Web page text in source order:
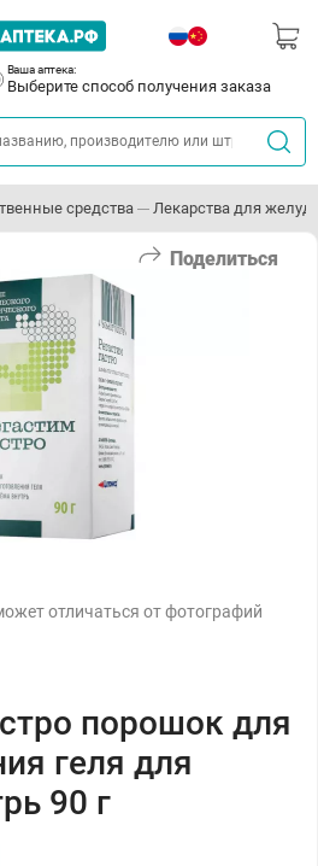
Ваша аптека:
Выберите способ получения заказа
средства Лекарства для
Поделиться
отличаться от фотографий
порошок для
геля для
90 г